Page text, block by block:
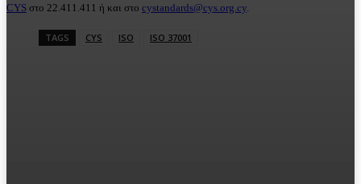
CYS στο 22.411.411 ή και στο cystandards@cys.org.cy.
TAGS CYS ISO ISO 37001